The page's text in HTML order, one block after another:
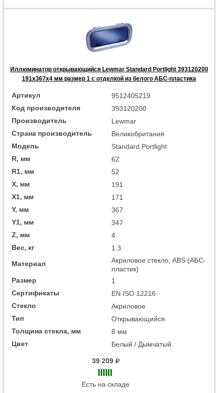
Иллюминатор открывающийся Lewmar Standard Portlight 393120200
191x367x4 мм размер 1 с отделкой из белого АБС-пластика
Артикул
9512405219
Код производителя
393120200
Производитель
Lewmar
Страна производитель
Великобритания
Модель
Standard Portlight
R, мм
62
R1, мм
52
X, мм
191
X1, мм
171
Y, мм
367
Y1, мм
347
Z, мм
4
Вес, кг
1.3
Материал
Акриловое стекло, ABS (АБС-
пластик)
Размер
1
Сертификаты
EN ISO 12216
Стекло
Акриловое
Тип
Открывающийся
Толщина стекла, мм
8 мм
Цвет
Белый / Дымчатый
39 209
Есть на складе